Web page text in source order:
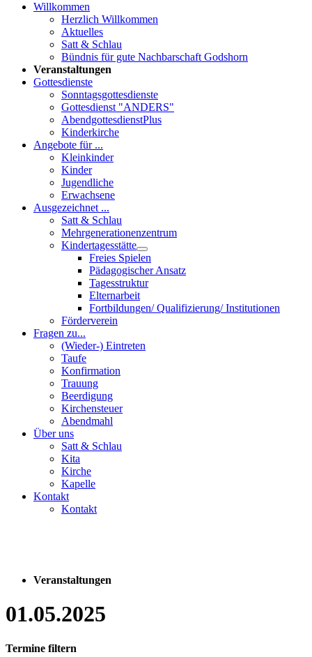
Willkommen
Herzlich Willkommen
Aktuelles
Satt & Schlau
Bündnis für gute Nachbarschaft Godshorn
Veranstaltungen
Gottesdienste
Sonntagsgottesdienste
Gottesdienst "ANDERS"
AbendgottesdienstPlus
Kinderkirche
Angebote für ...
Kleinkinder
Kinder
Jugendliche
Erwachsene
Ausgezeichnet ...
Satt & Schlau
Mehrgenerationenzentrum
Kindertagesstätte
Freies Spielen
Pädagogischer Ansatz
Tagesstruktur
Elternarbeit
Fortbildungen/ Qualifizierung/ Institutionen
Förderverein
Fragen zu...
(Wieder-) Eintreten
Taufe
Konfirmation
Trauung
Beerdigung
Kirchensteuer
Abendmahl
Über uns
Satt & Schlau
Kita
Kirche
Kapelle
Kontakt
Kontakt
Veranstaltungen
01.05.2025
Termine filtern